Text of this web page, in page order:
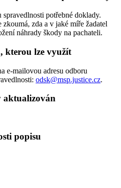
potřebné doklady.
zda a v jaké míře žadatel
náhrady škody na pachateli.
kterou lze využít
e-mailovou adresu odboru
odsk@msp.justice.cz.
aktualizován
popisu